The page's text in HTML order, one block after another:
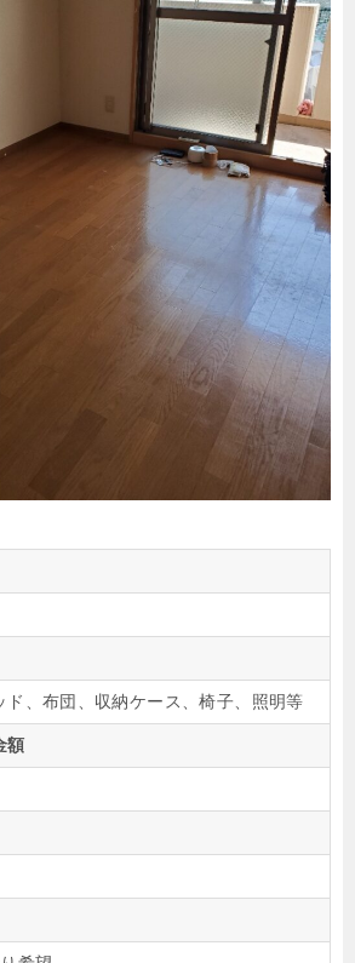
ド、布団、収納ケース、椅子、照明等
額